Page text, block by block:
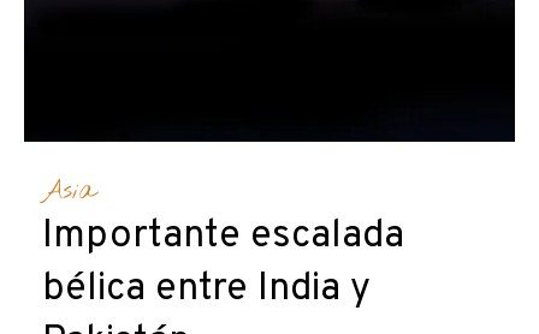
Asia
Importante escalada
bélica entre India y